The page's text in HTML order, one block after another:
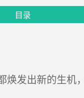
目录
出新的生机，